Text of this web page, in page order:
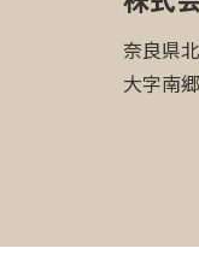
奈良県
大字南